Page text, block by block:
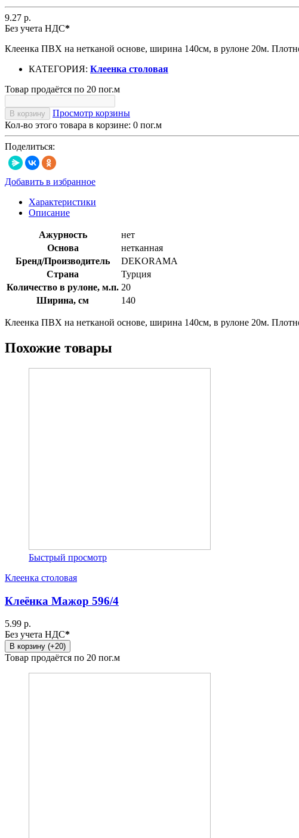
9.27 р.
Без учета НДС*
Клеенка ПВХ на нетканой основе, ширина 140см, в рулоне 20м.
КАТЕГОРИЯ: Клеенка столовая
Товар продаётся по 20 пог.м
В корзину
Просмотр корзины
Кол-во этого товара в корзине: 0 пог.м
Поделиться:
Добавить в избранное
Характеристики
Описание
Ажурность
нет
Основа
нетканная
Бренд/Производитель
DEKORAMA
Страна
Турция
Количество в рулоне, м.п. 20
Ширина, см
140
Клеенка ПВХ на нетканой основе, ширина 140см, в рулоне 20м.
Похожие товары
Быстрый просмотр
Клеенка столовая
Клеёнка Мажор 596/4
5.99 р.
Без учета НДС*
В корзину (+20)
Товар продаётся по 20 пог.м